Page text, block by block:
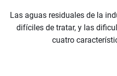
Las aguas residuales de la
difíciles de tratar, y las
cuatro